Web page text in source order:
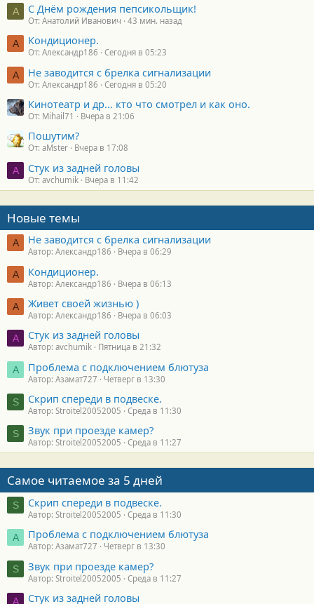
А С Днём рождения пепсикольщик!
От: Анатолий Иванович 43 мин. назад
А Кондиционер.
От: Александр186 Сегодня в 05:23
А Не заводится с брелка сигнализации
От: Александр186 Сегодня в 05:20
Кинотеатр и др... кто что смотрел и как оно.
От: Mihail71 Вчера в 21:06
Пошутим?
От: aMster Вчера в 17:08
A Стук из задней головы
От: avchumik Вчера в 11:42
Новые темы
А Не заводится с брелка сигнализации
Автор: Александр186 Вчера в 06:29
А Кондиционер.
Автор: Александр186 Вчера в 06:13
А Живет своей жизнью )
Автор: Александр186 Вчера в 06:03
A Стук из задней головы
Автор: avchumik Пятница в 21:32
А Проблема с подключением блютуза
Автор: Азамат727 Четверг в 13:30
S Скрип спереди в подвеске.
Автор: Stroitel20052005 Среда в 11:30
S Звук при проезде камер?
Автор: Stroitel20052005 Среда в 11:27
Самое читаемое за 5 дней
S Скрип спереди в подвеске.
Автор: Stroitel20052005 Среда в 11:30
А Проблема с подключением блютуза
Автор: Азамат727 Четверг в 13:30
S Звук при проезде камер?
Автор: Stroitel20052005 Среда в 11:27
A Стук из задней головы